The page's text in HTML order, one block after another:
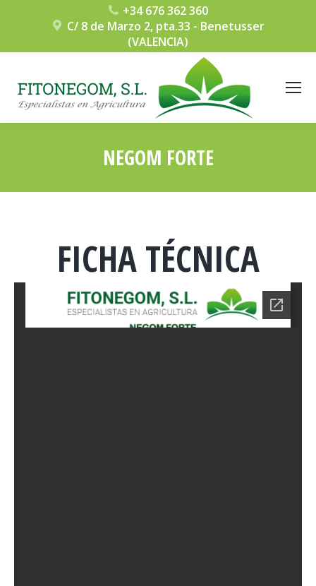
+34 676 362 360
C/ 8 de Marzo 2, pta.33 - Benetusser
(VALENCIA)
NEGOM FORTE
FICHA TÉCNICA